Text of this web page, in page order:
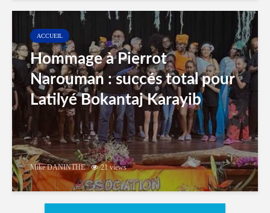
ACCUEIL
Hommage à Pierrot
Narouman : succés total pour
Latilyé Bokantaj Karayib
Mike DANINTHE 21 views